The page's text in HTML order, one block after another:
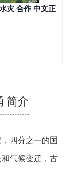
灾 合作 中文正
简介
四分之一的国
气候变迁，古